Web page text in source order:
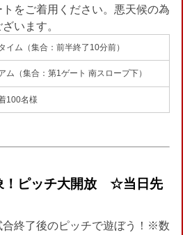
をご着用ください。悪天候の為
います。
イム（集合：前半終了10分前）
ム（集合：第1ゲート 南スロープ下）
100名様
！ピッチ大開放 ☆当日先
合終了後のピッチで遊ぼう！※数